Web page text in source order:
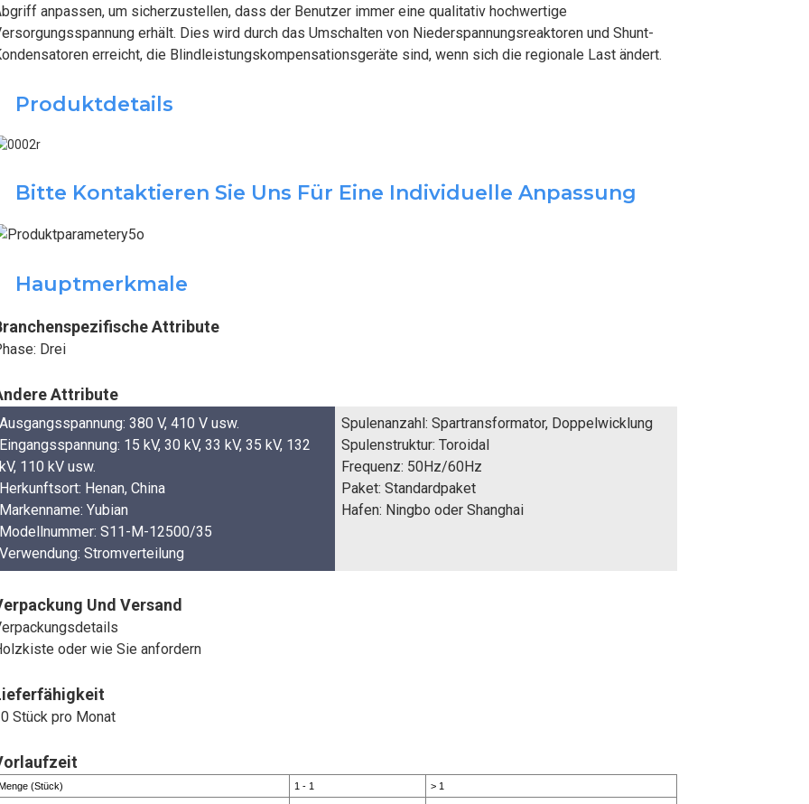
anpassen, um sicherzustellen, dass der Benutzer immer eine qualitativ hochwertige
erhält. Dies wird durch das Umschalten von Niederspannungsreaktoren und Shunt-
erreicht, die Blindleistungskompensationsgeräte sind, wenn sich die regionale Last ändert.
Produktdetails
Bitte Kontaktieren Sie Uns Für Eine Individuelle Anpassung
Hauptmerkmale
Attribute
Drei
Attribute
Ausgangsspannung: 380 V, 410 V usw.
Eingangsspannung: 15 kV, 30 kV, 33 kV, 35 kV, 132
kV, 110 kV usw.
Herkunftsort: Henan, China
Markenname: Yubian
Modellnummer: S11-M-12500/35
Verwendung: Stromverteilung
Spulenanzahl: Spartransformator, Doppelwicklung
Spulenstruktur: Toroidal
Frequenz: 50Hz/60Hz
Paket: Standardpaket
Hafen: Ningbo oder Shanghai
Und Versand
oder wie Sie anfordern
Stück pro Monat
(Stück) 1 - 1 > 1